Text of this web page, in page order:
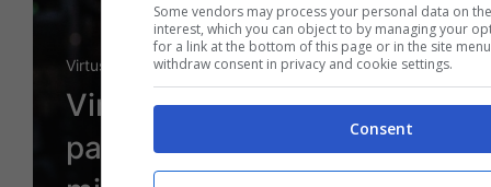
Virtus
Virtus-Scafati, le
pagelle: Hackett il
Some vendors may process your personal data on
interest, which you can object to by managing your
for a link at the bottom of this page or in the site
withdraw consent in privacy and cookie settings.
Consent